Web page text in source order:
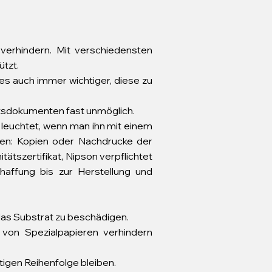
Mit verschiedensten
auch immer wichtiger, diese zu
fast unmöglich.
wenn man ihn mit einem
Kopien oder Nachdrucke der
Nipson verpflichtet
bis zur Herstellung und
Substrat zu beschädigen.
Spezialpapieren verhindern
Reihenfolge bleiben.